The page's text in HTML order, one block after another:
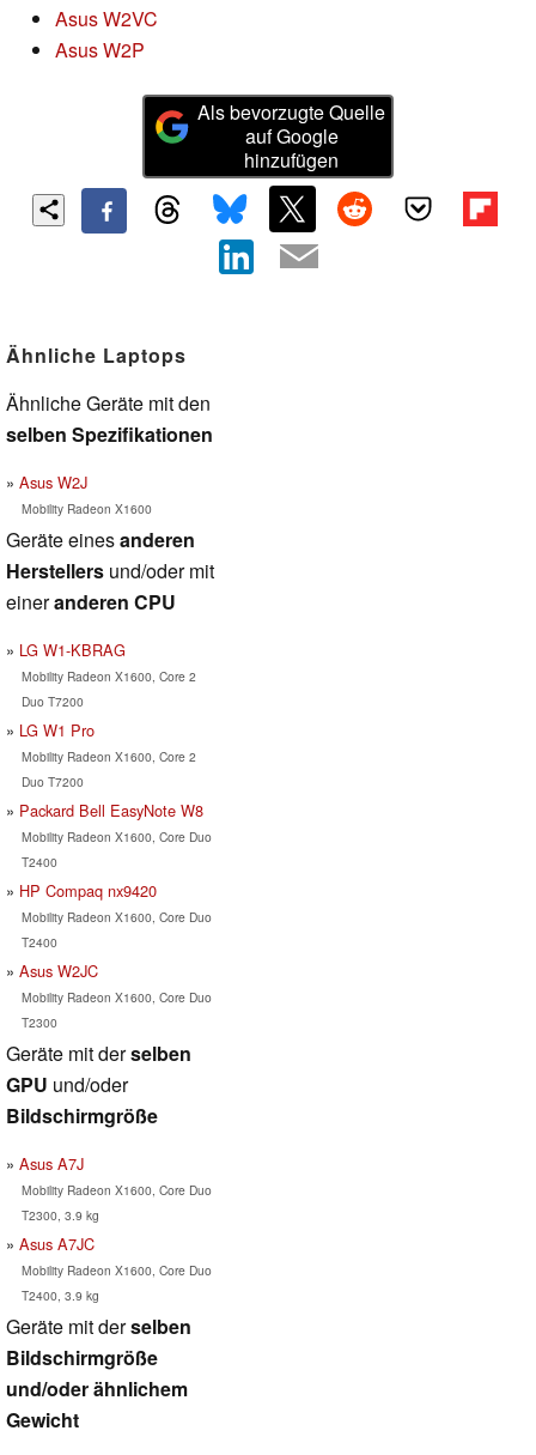
Asus W2VC
Asus W2P
Als bevorzugte Quelle
auf Google
hinzufügen
Ähnliche Laptops
Ähnliche Geräte mit den
selben Spezifikationen
Asus W2J
Mobility Radeon X1600
Geräte einesanderen
Herstellers und/oder mit
eineranderen CPU
LG W1-KBRAG
Mobility Radeon X1600, Core 2
Duo T7200
LG W1 Pro
Mobility Radeon X1600, Core 2
Duo T7200
Packard Bell EasyNote W8
Mobility Radeon X1600, Core Duo
T2400
HP Compaq nx9420
Mobility Radeon X1600, Core Duo
T2400
Asus W2JC
Mobility Radeon X1600, Core Duo
T2300
Geräte mit derselben
GPU und/oder
Bildschirmgröße
Asus A7J
Mobility Radeon X1600, Core Duo
T2300, 3.9 kg
Asus A7JC
Mobility Radeon X1600, Core Duo
T2400, 3.9 kg
Geräte mit derselben
Bildschirmgröße
und/oder ähnlichem
Gewicht